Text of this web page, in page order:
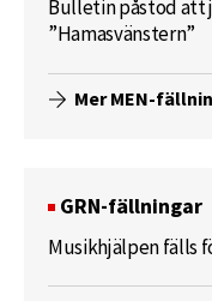
Bulletin påstod att
”Hamasvänstern”
Mer MEN-
GRN-fällningar
Musikhjälpen fälls